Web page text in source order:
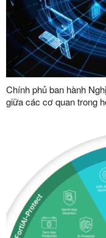
Chính phủ ban hành
giữa các cơ quan trong